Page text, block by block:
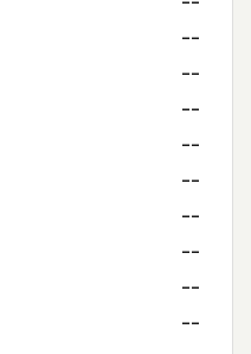
--
--
--
--
--
--
--
--
--